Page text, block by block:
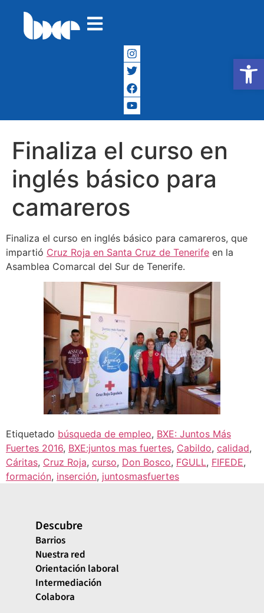
Abrir
Finaliza el curso en
inglés básico para
camareros
Finaliza el curso en inglés básico para camareros, que
impartió Cruz Roja en Santa Cruz de Tenerife en la
Asamblea Comarcal del Sur de Tenerife.
Etiquetado búsqueda de empleo, BXE: Juntos Más
Fuertes 2016, BXE:juntos mas fuertes, Cabildo, calidad,
Cáritas, Cruz Roja, curso, Don Bosco, FGULL, FIFEDE,
formación, inserción, juntosmasfuertes
Descubre
Barrios
Nuestra red
Orientación laboral
Intermediación
Colabora